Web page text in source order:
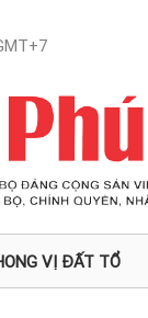
VỊ ĐẤT TỔ